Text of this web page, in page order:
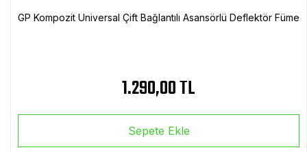
GP Kompozit Universal Çift Bağlantılı Asansörlü Deflektör Füme
1.290,00 TL
Sepete Ekle